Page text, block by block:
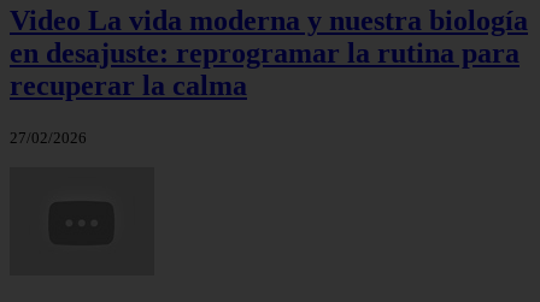
Video La vida moderna y nuestra biología
en desajuste: reprogramar la rutina para
recuperar la calma
27/02/2026